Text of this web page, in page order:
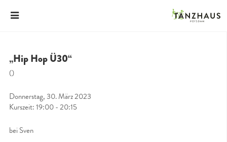
„Hip Hop Ü30“
()
Donnerstag, 30. März 2023
Kurszeit: 19:00 - 20:15
bei Sven